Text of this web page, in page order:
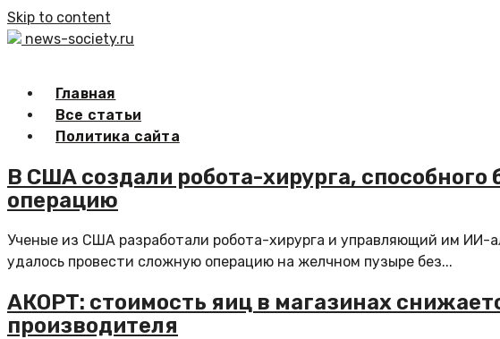
Skip to content
news-society.ru
Главная
Все статьи
Политика сайта
В США создали робота-хирурга, способного
операцию
Ученые из США разработали робота-хирурга и управляющий им ИИ-
удалось провести сложную операцию на желчном пузыре без...
АКОРТ: стоимость яиц в магазинах
производителя